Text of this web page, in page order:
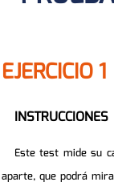
EJERCICIO 1
INSTRUCCIONES
Este test mide su
aparte, que podrá